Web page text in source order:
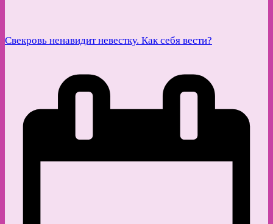
Свекровь ненавидит невестку. Как себя вести?